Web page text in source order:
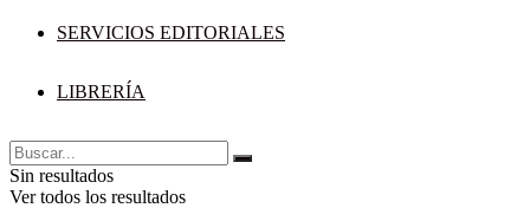
SERVICIOS EDITORIALES
LIBRERÍA
Sin resultados
Ver todos los resultados